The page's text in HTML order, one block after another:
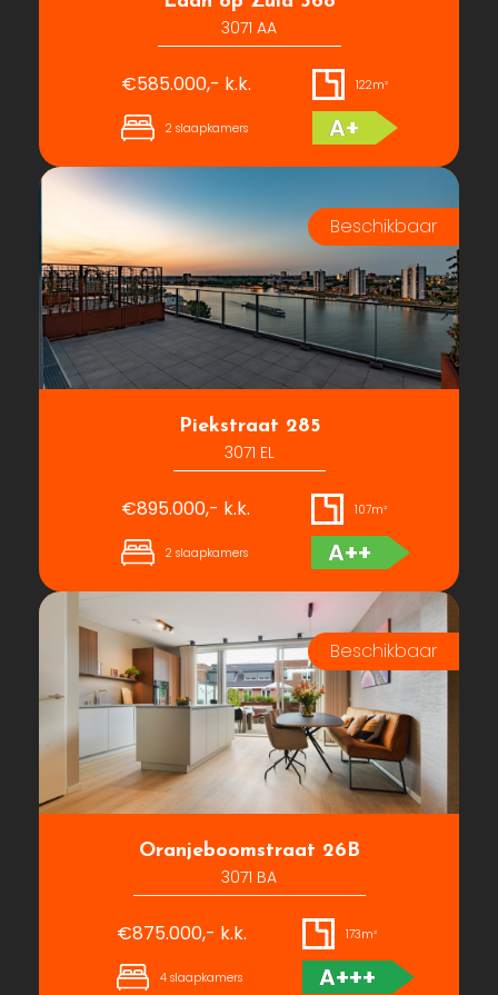
3071 AA
€585.000,- k.k. 122m²
2 slaapkamers A+
Piekstraat 285
3071 EL
€895.000,- k.k. 107m²
2 slaapkamers A++
Oranjeboomstraat 26B
3071 BA
€875.000,- k.k. 173m²
4 slaapkamers A+++